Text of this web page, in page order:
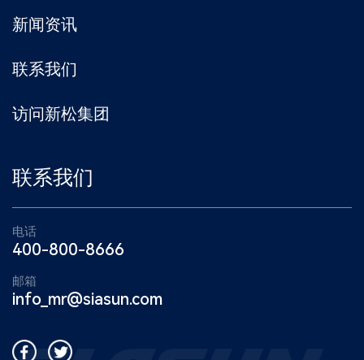
新闻资讯
联系我们
访问新松集团
联系我们
电话
400-800-8666
邮箱
info_mr@siasun.com